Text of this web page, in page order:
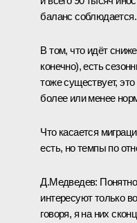
баланс соблюдается.
В том, что идёт
конечно), есть
тоже существует,
более или менее
Что касается
есть, но темпы по
Д.Медведев:
интересуют только
говоря, я на них